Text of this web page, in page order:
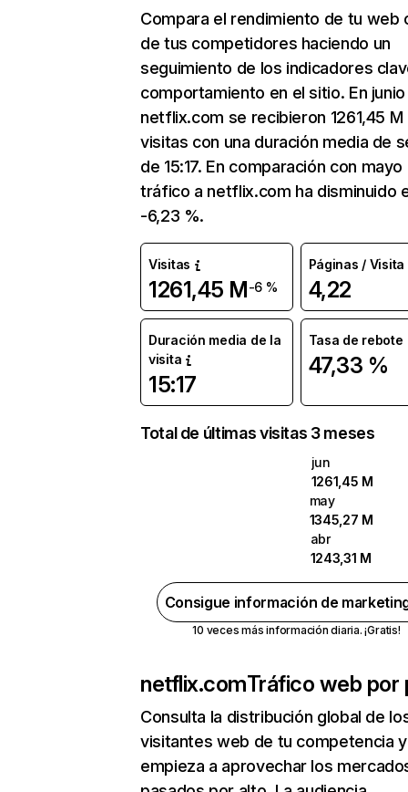
Compara el rendimiento de tu web
de tus competidores haciendo un
seguimiento de los indicadores
comportamiento en el sitio. En junio
netflix.com se recibieron 1261,45 M
visitas con una duración media de
de 15:17. En comparación con mayo
tráfico a netflix.com ha disminuido
-6,23 %.
Visitas
1261,45 M-6 %
Páginas / Visita
4,22
Duración media de la
visita
15:17
Tasa de rebote
47,33 %
Total de últimas visitas 3 meses
jun
1261,45 M
may
1345,27 M
abr
1243,31 M
Consigue información de
10 veces más información diaria. ¡Gratis!
netflix.comTráfico web por
Consulta la distribución global de
visitantes web de tu competencia y
empieza a aprovechar los